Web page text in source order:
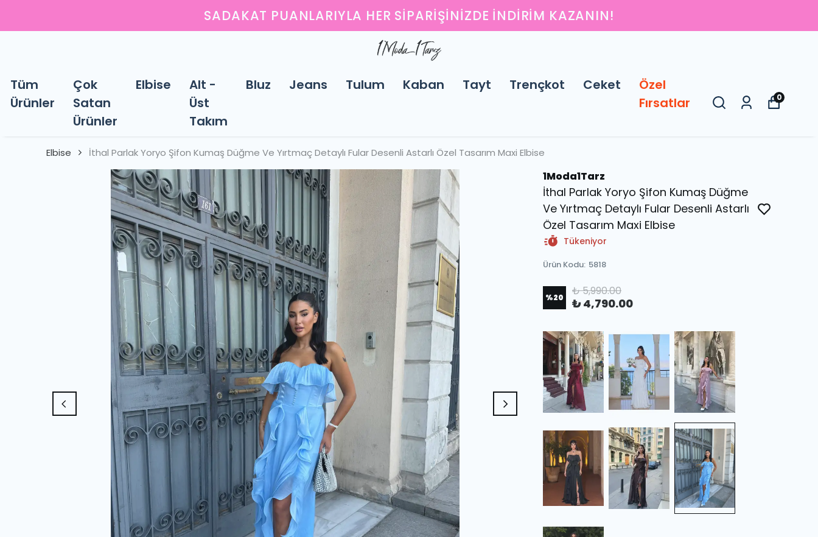
YENI SEZONUN EN ŞIK PARÇALARINI KEŞFEDIN
Tüm
Ürünler
Çok
Satan
Ürünler
Elbise
Alt -
Üst
Takım
Bluz Jeans Tulum Kaban Tayt Trençkot Ceket
Özel
Fırsatlar
0
Elbise İthal Parlak Yoryo Şifon Kumaş Düğme Ve Yırtmaç Detaylı Fular Desenli Astarlı Özel Tasarım Maxi Elbise
1Moda1Tarz
İthal Parlak Yoryo Şifon Kumaş Düğme
Ve Yırtmaç Detaylı Fular Desenli Astarlı
Özel Tasarım Maxi Elbise
Tükeniyor
Ürün Kodu: 5818
%20 ₺ 5,990.00
₺ 4,790.00